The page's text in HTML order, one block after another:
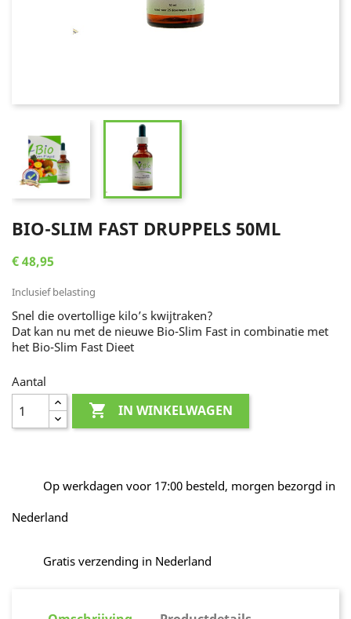
BIO-SLIM FAST DRUPPELS 50ML
€ 48,95
Inclusief belasting
Snel die overtollige kilo’s kwijtraken?
Dat kan nu met de nieuwe Bio-Slim Fast in combinatie met
het Bio-Slim Fast Dieet
Aantal
 IN WINKELWAGEN
Op werkdagen voor 17:00 besteld, morgen bezorgd in
Nederland
Gratis verzending in Nederland